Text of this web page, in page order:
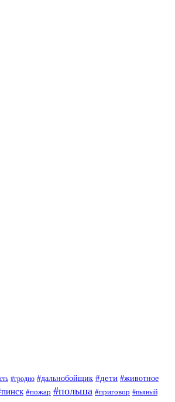
#гродно #дальнобойщик #дети #животное
#пожар #польша #приговор #пьяный